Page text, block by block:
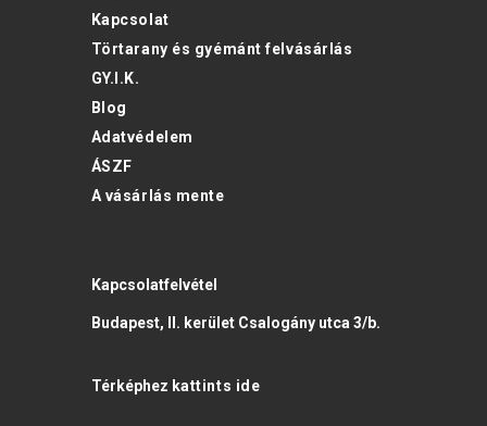
Kapcsolat
Törtarany és gyémánt felvásárlás
GY.I.K.
Blog
Adatvédelem
ÁSZF
A vásárlás mente
Kapcsolatfelvétel
Budapest, II. kerület Csalogány utca 3/b.
Térképhez kattints ide